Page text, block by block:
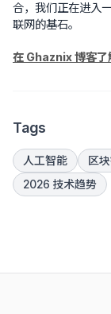
合，我们正在进入
联网的基石。
在 Ghaznix 博客
Tags
人工智能 区
2026 技术趋势